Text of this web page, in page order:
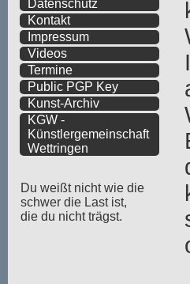
Datenschutz
Kontakt
Impressum
Videos
Termine
Public PGP Key
Kunst-Archiv
KGW -
Künstlergemeinschaft
Wettringen
Du weißt nicht wie die
schwer die Last ist,
die du nicht trägst.